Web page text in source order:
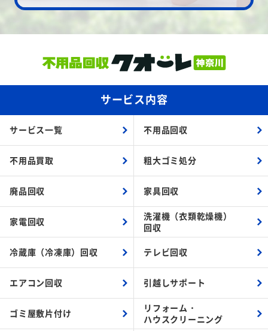
サービス内容
サービス一覧 不用品回収
不用品買取 粗大ゴミ処分
廃品回収 家具回収
家電回収
洗濯機（衣類乾燥機）
回収
冷蔵庫（冷凍庫）回収 テレビ回収
エアコン回収 引越しサポート
ゴミ屋敷片付け
リフォーム・
ハウスクリーニング